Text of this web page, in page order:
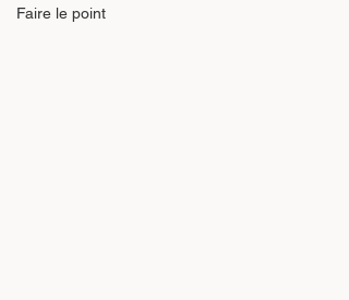
Faire le point